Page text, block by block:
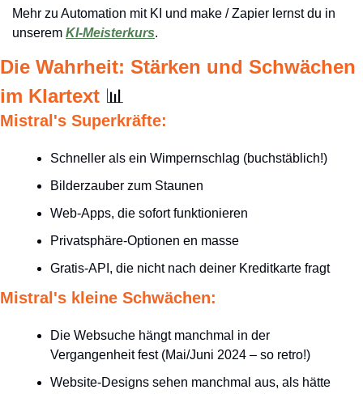
Mehr zu Automation mit KI und make / Zapier lernst du in
unserem KI-Meisterkurs.
Die Wahrheit: Stärken und Schwächen
im Klartext 📊
Mistral's Superkräfte:
Schneller als ein Wimpernschlag (buchstäblich!)
Bilderzauber zum Staunen
Web-Apps, die sofort funktionieren
Privatsphäre-Optionen en masse
Gratis-API, die nicht nach deiner Kreditkarte fragt
Mistral's kleine Schwächen:
Die Websuche hängt manchmal in der
Vergangenheit fest (Mai/Juni 2024 – so retro!)
Website-Designs sehen manchmal aus, als hätte